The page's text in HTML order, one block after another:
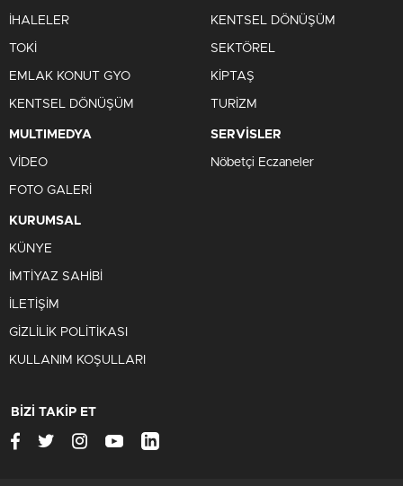
İHALELER
TOKİ
EMLAK KONUT GYO
KENTSEL DÖNÜŞÜM
KENTSEL DÖNÜŞÜM
SEKTÖREL
KİPTAŞ
TURİZM
MULTIMEDYA
VİDEO
FOTO GALERİ
SERVİSLER
Nöbetçi Eczaneler
KURUMSAL
KÜNYE
İMTİYAZ SAHİBİ
İLETİŞİM
GİZLİLİK POLİTİKASI
KULLANIM KOŞULLARI
BİZİ TAKİP ET